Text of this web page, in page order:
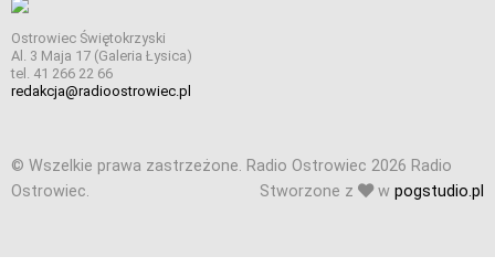
Ostrowiec Świętokrzyski
Al. 3 Maja 17 (Galeria Łysica)
tel. 41 266 22 66
redakcja@radioostrowiec.pl
© Wszelkie prawa zastrzeżone. Radio Ostrowiec 2026 Radio
Ostrowiec.
Stworzone z w pogstudio.pl